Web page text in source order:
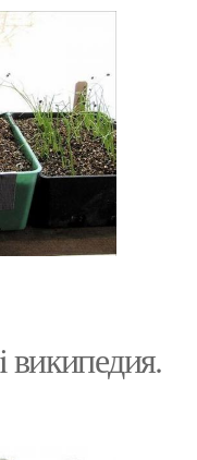
википедия.